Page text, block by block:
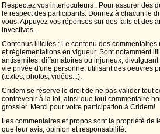
Respectez vos interlocuteurs : Pour assurer des
le respect des participants. Donnez à chacun le
vous. Appuyez vos réponses sur des faits et des
invectives.
Contenus illicites : Le contenu des
et réglementations en vigueur. Sont notamment
antisémites, diffamatoires ou injurieux,
vie privée d'une personne, utilisant des oeuvres
(textes, photos, vidéos...).
Cridem se réserve le droit de ne pas valider tout
contrevenir à la loi, ainsi que tout commentaire
grossier. Merci pour votre participation à Cridem!
Les commentaires et propos sont la propriété de
que leur avis, opinion et responsabilité.